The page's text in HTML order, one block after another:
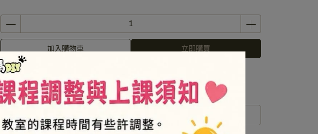
加入購物車 立即購買
此商品 「 最高 」可以折抵紅利